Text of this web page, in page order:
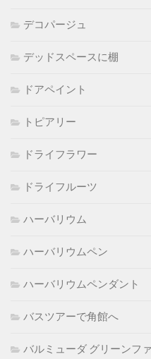
デコパージュ
デッドスペースに棚
ドアペイント
トピアリー
ドライフラワー
ドライフルーツ
ハーバリウム
ハーバリウムペン
ハーバリウムペンダント
バスツアーで角館へ
バルミューダ グリーンフ